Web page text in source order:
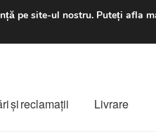
şi reclamații Livrare
pe site-ul nostru. Puteți afla